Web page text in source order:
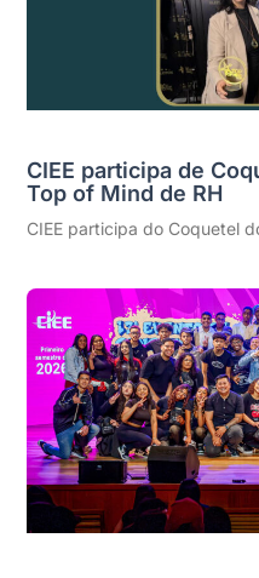
CIEE participa de
Top of Mind de RH
CIEE participa do Coquetel